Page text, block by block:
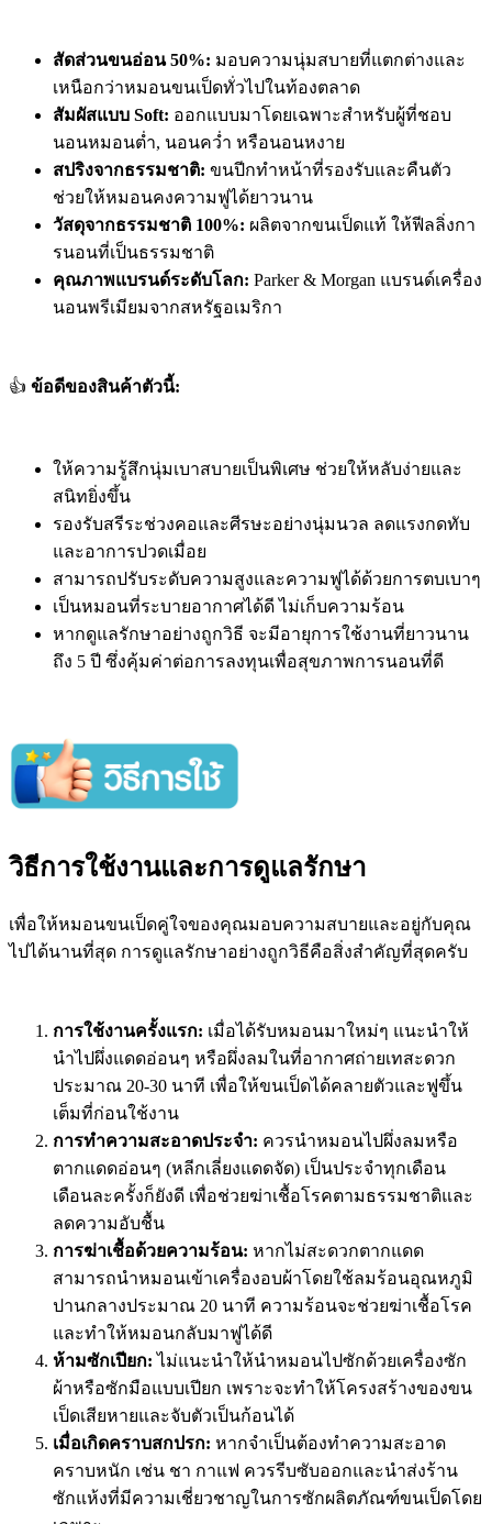
สัดส่วนขนอ่อน 50%: มอบความนุ่มสบายที่แตกต่างและ
เหนือกว่าหมอนขนเป็ดทั่วไปในท้องตลาด
สัมผัสแบบ Soft: ออกแบบมาโดยเฉพาะสำหรับผู้ที่ชอบ
นอนหมอนต่ำ, นอนคว่ำ หรือนอนหงาย
สปริงจากธรรมชาติ: ขนปีกทำหน้าที่รองรับและคืนตัว
ช่วยให้หมอนคงความฟูได้ยาวนาน
วัสดุจากธรรมชาติ 100%: ผลิตจากขนเป็ดแท้ ให้ฟีลลิ่งกา
รนอนที่เป็นธรรมชาติ
คุณภาพแบรนด์ระดับโลก: Parker & Morgan แบรนด์เครื่อง
นอนพรีเมียมจากสหรัฐอเมริกา
👍 ข้อดีของสินค้าตัวนี้:
ให้ความรู้สึกนุ่มเบาสบายเป็นพิเศษ ช่วยให้หลับง่ายและ
สนิทยิ่งขึ้น
รองรับสรีระช่วงคอและศีรษะอย่างนุ่มนวล ลดแรงกดทับ
และอาการปวดเมื่อย
สามารถปรับระดับความสูงและความฟูได้ด้วยการตบเบาๆ
เป็นหมอนที่ระบายอากาศได้ดี ไม่เก็บความร้อน
หากดูแลรักษาอย่างถูกวิธี จะมีอายุการใช้งานที่ยาวนาน
ถึง 5 ปี ซึ่งคุ้มค่าต่อการลงทุนเพื่อสุขภาพการนอนที่ดี
วิธีการใช้งานและการดูแลรักษา
เพื่อให้หมอนขนเป็ดคู่ใจของคุณมอบความสบายและอยู่กับคุณ
ไปได้นานที่สุด การดูแลรักษาอย่างถูกวิธีคือสิ่งสำคัญที่สุดครับ
การใช้งานครั้งแรก: เมื่อได้รับหมอนมาใหม่ๆ แนะนำให้
นำไปผึ่งแดดอ่อนๆ หรือผึ่งลมในที่อากาศถ่ายเทสะดวก
ประมาณ 20-30 นาที เพื่อให้ขนเป็ดได้คลายตัวและฟูขึ้น
เต็มที่ก่อนใช้งาน
การทำความสะอาดประจำ: ควรนำหมอนไปผึ่งลมหรือ
ตากแดดอ่อนๆ (หลีกเลี่ยงแดดจัด) เป็นประจำทุกเดือน
เดือนละครั้งก็ยังดี เพื่อช่วยฆ่าเชื้อโรคตามธรรมชาติและ
ลดความอับชื้น
การฆ่าเชื้อด้วยความร้อน: หากไม่สะดวกตากแดด
สามารถนำหมอนเข้าเครื่องอบผ้าโดยใช้ลมร้อนอุณหภูมิ
ปานกลางประมาณ 20 นาที ความร้อนจะช่วยฆ่าเชื้อโรค
และทำให้หมอนกลับมาฟูได้ดี
ห้ามซักเปียก: ไม่แนะนำให้นำหมอนไปซักด้วยเครื่องซัก
ผ้าหรือซักมือแบบเปียก เพราะจะทำให้โครงสร้างของขน
เป็ดเสียหายและจับตัวเป็นก้อนได้
เมื่อเกิดคราบสกปรก: หากจำเป็นต้องทำความสะอาด
คราบหนัก เช่น ชา กาแฟ ควรรีบซับออกและนำส่งร้าน
ซักแห้งที่มีความเชี่ยวชาญในการซักผลิตภัณฑ์ขนเป็ดโดย